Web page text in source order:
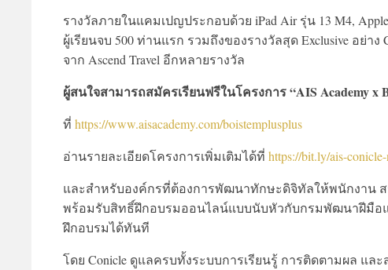
รางวัลภายในแคมเปญประกอบด้วย iPad Air รุ่น 13 M4, Apple
ผู้เรียนจบ 500 ท่านแรก รวมถึงของรางวัลสุด Exclusive อย่าง
จาก Ascend Travel อีกหลายรางวัล
ผู้สนใจสามารถสมัครเรียนฟรีในโครงการ “AIS Academy x
ที่ https://www.aisacademy.com/boistemplusplus
อ่านรายละเอียดโครงการเพิ่มเติมได้ที่ https://bit.ly/ais-
และสำหรับองค์กรที่ต้องการพัฒนาทักษะดิจิทัลให้พนักงาน ส
พร้อมรับสิทธิ์ฝึกอบรมออนไลน์แบบนับหัวกับกรมพัฒนาฝีมือแร
ฝึกอบรมได้ทันที
โดย Conicle ดูแลครบทั้งระบบการเรียนรู้ การติดตามผล แ